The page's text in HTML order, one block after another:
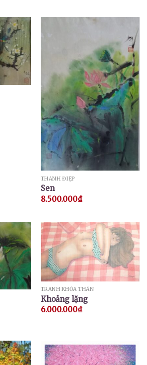
THANH ĐIỆP
Sen
8.500.000₫
TRANH KHỎA THÂN
Khoảng lặng
6.000.000₫